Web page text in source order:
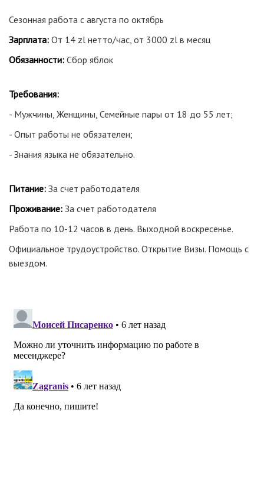
Сезонная работа с августа по октябрь
Зарплата: От 14 zl нетто/час, от 3000 zl в месяц
Обязанности: Сбор яблок
Требования:
- Мужчины, Женщины, Семейные пары от 18 до 55 лет;
- Опыт работы не обязателен;
- Знания языка не обязательно.
Питание: За счет работодателя
Проживание: За счет работодателя
Работа по 10-12 часов в день. Выходной воскресенье.
Официальное трудоустройство. Открытие Визы. Помощь с
выездом.